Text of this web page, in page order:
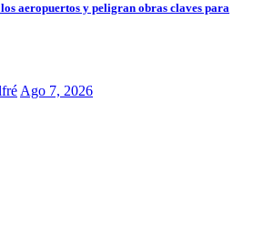
aeropuertos y peligran obras claves para
Ago 7, 2026